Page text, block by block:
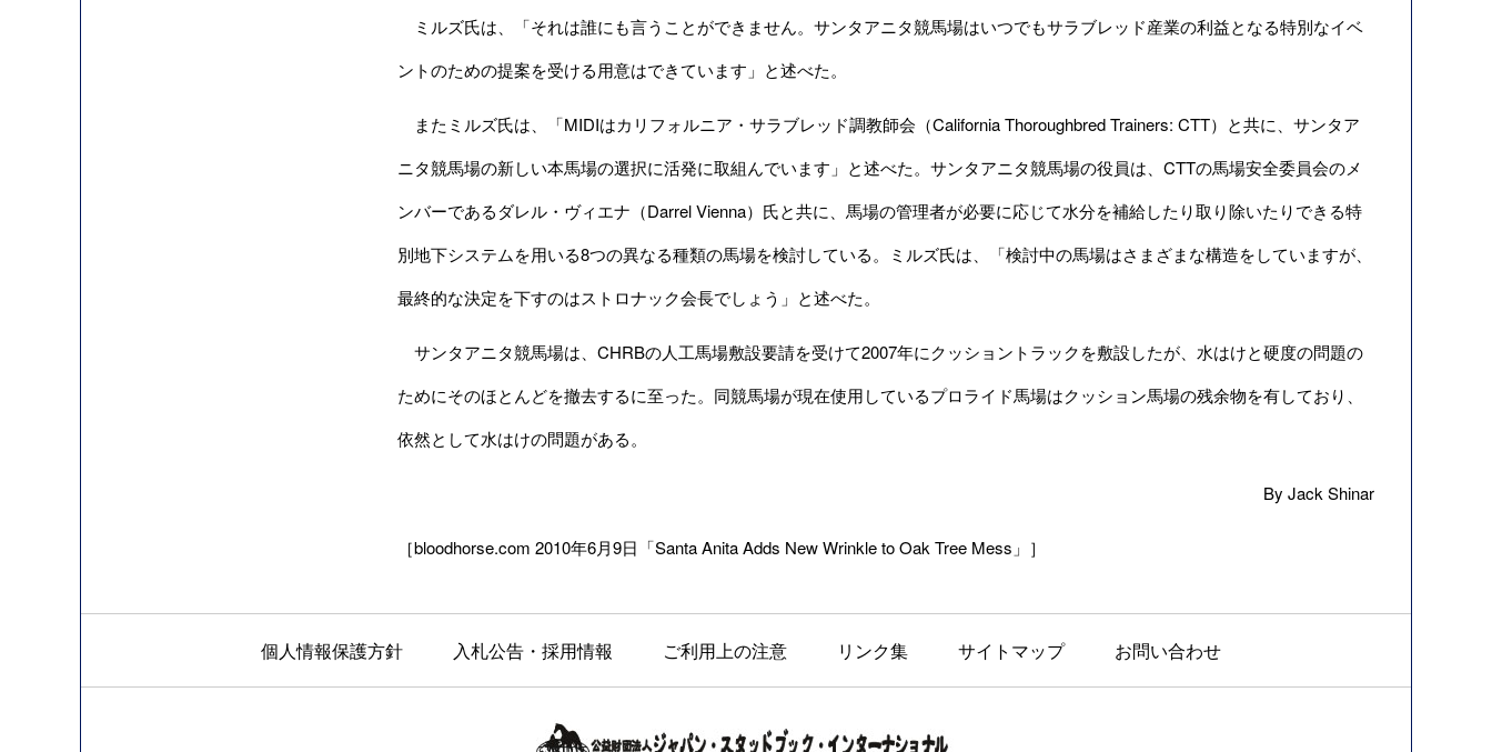
ミルズ氏は、「それは誰にも言うことができません。サンタアニタ競馬場はいつでもサラブレッド産業の利益となる特別なイベ
ントのための提案を受ける用意はできています」と述べた。
またミルズ氏は、「MIDIはカリフォルニア・サラブレッド調教師会（California Thoroughbred Trainers: CTT）と共に、サンタア
ニタ競馬場の新しい本馬場の選択に活発に取組んでいます」と述べた。サンタアニタ競馬場の役員は、CTTの馬場安全委員会のメ
ンバーであるダレル・ヴィエナ（Darrel Vienna）氏と共に、馬場の管理者が必要に応じて水分を補給したり取り除いたりできる特
別地下システムを用いる8つの異なる種類の馬場を検討している。ミルズ氏は、「検討中の馬場はさまざまな構造をしていますが、
最終的な決定を下すのはストロナック会長でしょう」と述べた。
サンタアニタ競馬場は、CHRBの人工馬場敷設要請を受けて2007年にクッショントラックを敷設したが、水はけと硬度の問題の
ためにそのほとんどを撤去するに至った。同競馬場が現在使用しているプロライド馬場はクッション馬場の残余物を有しており、
依然として水はけの問題がある。
By Jack Shinar
［bloodhorse.com 2010年6月9日「Santa Anita Adds New Wrinkle to Oak Tree Mess」］
個人情報保護方針 入札公告・採用情報 ご利用上の注意 リンク集 サイトマップ お問い合わせ